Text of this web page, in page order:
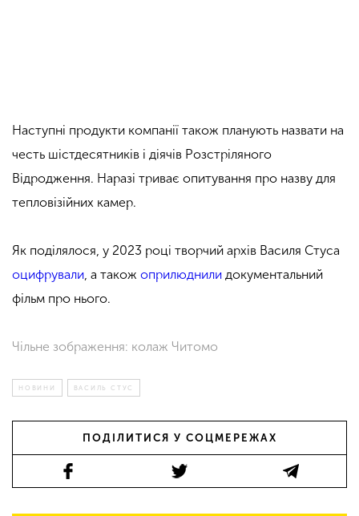
Наступні продукти компанії також планують назвати на
честь шістдесятників і діячів Розстріляного
Відродження. Наразі триває опитування про назву для
тепловізійних камер.
Як поділялося, у 2023 році творчий архів Василя Стуса
оцифрували, а також оприлюднили документальний
фільм про нього.
Чільне зображення: колаж Читомо
НОВИНИ ВАСИЛЬ СТУС
ПОДІЛИТИСЯ У СОЦМЕРЕЖАХ